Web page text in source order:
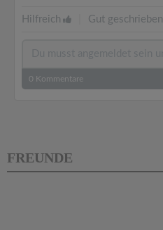
Hilfreich Gut geschrieben
0 Kommentare
FREUNDE